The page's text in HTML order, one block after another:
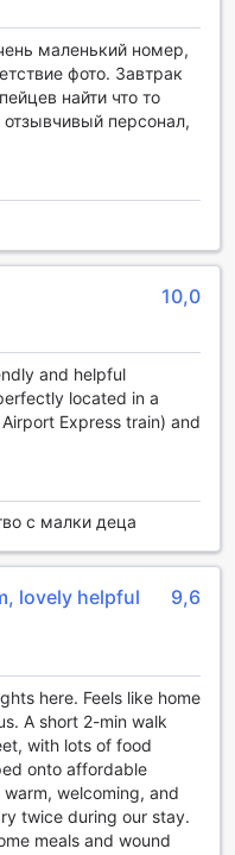
където можете да
на чаша чай,
За тези, които
е
на открито,
възстановяване и
Beijing
за всеки, който
и красотата на
Пекин.
в Renjoy Courtyard
предлага
комфорт и
За Вашето
сейфове за ценности,
документи и
Wi-Fi в стаите и
достъп до интернет,
с близките си
приключения в Пекин.
за експресно
да спестите време и
което Пекин
багаж е на
града без
че ще се чувствате
престой.
Hotel Beijing
маленький номер,
фото. Завтрак
найти что то
персонал,
10,0
and helpful
located in a
Express train) and
с малки деца
lovely helpful
9,6
here. Feels like home
A short 2-min walk
with lots of food
onto affordable
welcoming, and
twice during our stay.
meals and wound